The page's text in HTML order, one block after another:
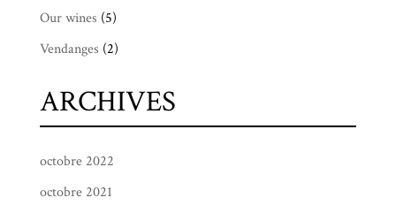
Our wines (5)
Vendanges (2)
ARCHIVES
octobre 2022
octobre 2021